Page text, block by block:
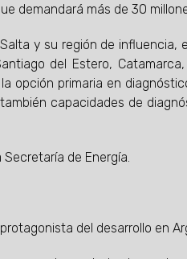
demandará más de 30
y su región de influencia,
del Estero,
opción primaria en
capacidades de
de Energía.
del desarrollo en